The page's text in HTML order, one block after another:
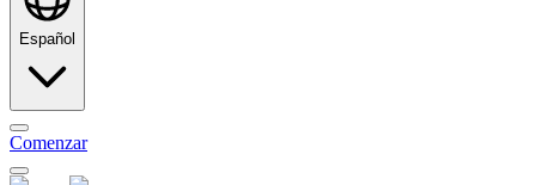
Español
Comenzar